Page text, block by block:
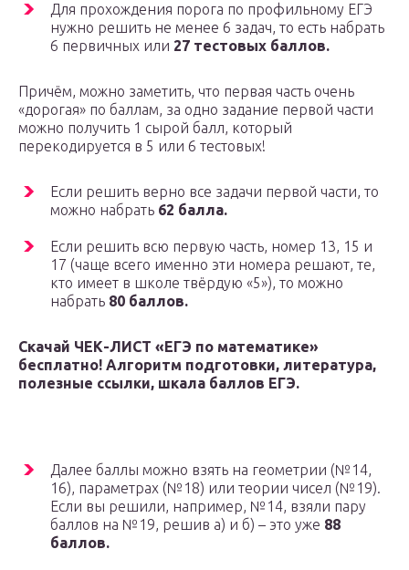
Для прохождения порога по профильному ЕГЭ
нужно решить не менее 6 задач, то есть набрать
6 первичных или 27 тестовых баллов.
Причём, можно заметить, что первая часть очень
«дорогая» по баллам, за одно задание первой части
можно получить 1 сырой балл, который
перекодируется в 5 или 6 тестовых!
Если решить верно все задачи первой части, то
можно набрать 62 балла.
Если решить всю первую часть, номер 13, 15 и
17 (чаще всего именно эти номера решают, те,
кто имеет в школе твёрдую «5»), то можно
набрать 80 баллов.
Скачай ЧЕК-ЛИСТ «ЕГЭ по математике»
бесплатно! Алгоритм подготовки, литература,
полезные ссылки, шкала баллов ЕГЭ.
Далее баллы можно взять на геометрии (№14,
16), параметрах (№18) или теории чисел (№19).
Если вы решили, например, №14, взяли пару
баллов на №19, решив а) и б) – это уже 88
баллов.